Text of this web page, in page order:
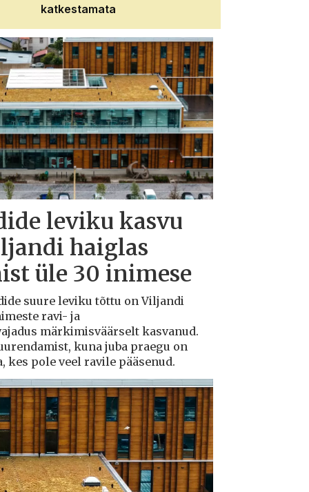
katkestamata
leviku kasvu
haiglas
üle 30 inimese
suure leviku tõttu on Viljandi
ravi- ja
märkimisväärselt kasvanud.
kuna juba praegu on
kes pole veel ravile pääsenud.